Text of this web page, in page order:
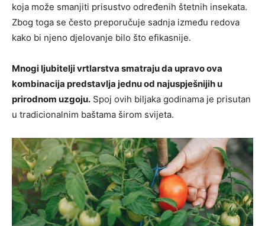
koja može smanjiti prisustvo određenih štetnih insekata.
Zbog toga se često preporučuje sadnja između redova
kako bi njeno djelovanje bilo što efikasnije.
Mnogi ljubitelji vrtlarstva smatraju da upravo ova
kombinacija predstavlja jednu od najuspješnijih u
prirodnom uzgoju. Spoj ovih biljaka godinama je prisutan
u tradicionalnim baštama širom svijeta.